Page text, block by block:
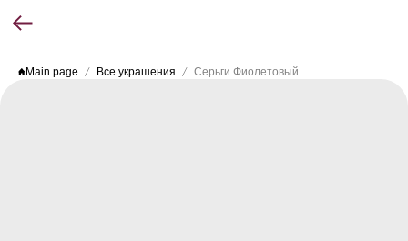
Main page Все украшения Серьги Фиолетовый